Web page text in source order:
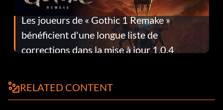
Les joueurs de « Gothic 1 Remake »
bénéficient d'une longue liste de
corrections dans la mise à jour 1.0.4
RELATED CONTENT